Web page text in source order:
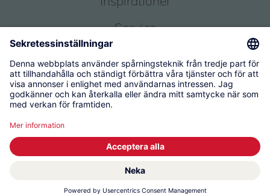
Service
© 2026 KWC Group Management AG
Användarvillkor
Administratör
Skydd av personuppgifter